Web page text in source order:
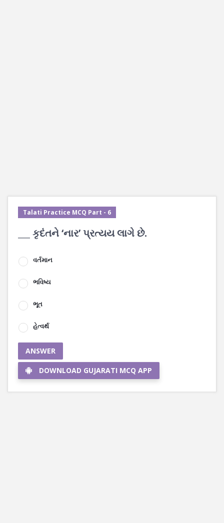
Talati Practice MCQ Part - 6
___ કૃદંતને ‘નાર’ પ્રત્યય લાગે છે.
વર્તમાન
ભવિષ્ય
ભૂત
હેત્વર્થ
ANSWER
DOWNLOAD GUJARATI MCQ APP